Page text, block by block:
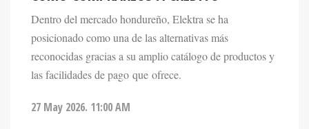
posicionado como una de las alternativas más
reconocidas gracias a su amplio catálogo de productos y
las facilidades de pago que ofrece.